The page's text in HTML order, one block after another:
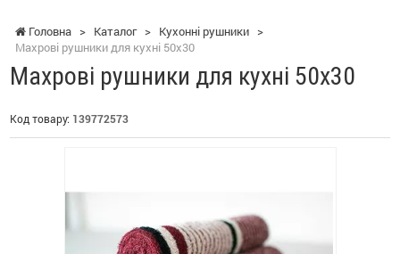
Головна > Каталог > Кухонні рушники >
Махрові рушники для кухні 50х30
Махрові рушники для кухні 50х30
Код товару: 139772573